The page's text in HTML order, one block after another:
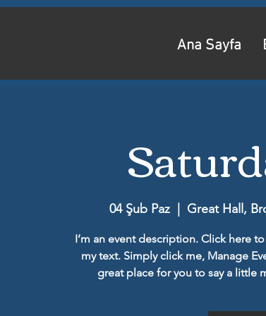
Ana Sayfa
04 Şub Paz
  |
Great Hall,
I’m an event description. Click here
my text. Simply click me, Manage
great place for you to say a little